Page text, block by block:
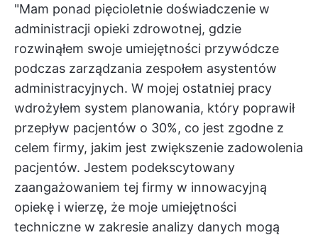
"Mam ponad pięcioletnie doświadczenie w
administracji opieki zdrowotnej, gdzie
rozwinąłem swoje umiejętności przywódcze
podczas zarządzania zespołem asystentów
administracyjnych. W mojej ostatniej pracy
wdrożyłem system planowania, który poprawił
przepływ pacjentów o 30%, co jest zgodne z
celem firmy, jakim jest zwiększenie zadowolenia
pacjentów. Jestem podekscytowany
zaangażowaniem tej firmy w innowacyjną
opiekę i wierzę, że moje umiejętności
techniczne w zakresie analizy danych mogą